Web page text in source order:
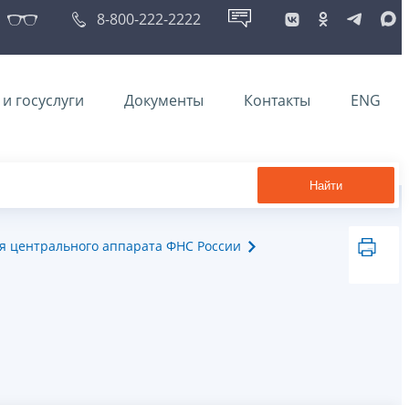
8-800-222-2222
госуслуги Документы Контакты ENG
Найти
центрального аппарата ФНС России